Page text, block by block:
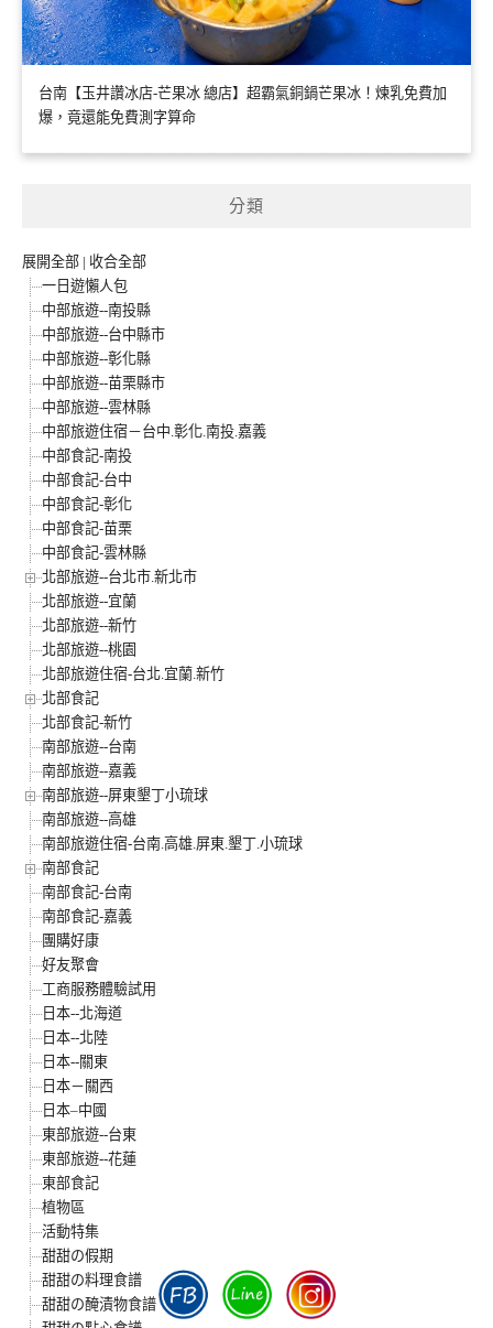
台南【玉井讚冰店-芒果冰 總店】超霸氣銅鍋芒果冰！煉乳免費加
爆，竟還能免費測字算命
分類
展開全部 | 收合全部
一日遊懶人包
中部旅遊--南投縣
中部旅遊--台中縣市
中部旅遊--彰化縣
中部旅遊--苗栗縣市
中部旅遊--雲林縣
中部旅遊住宿－台中.彰化.南投.嘉義
中部食記-南投
中部食記-台中
中部食記-彰化
中部食記-苗栗
中部食記-雲林縣
北部旅遊--台北市.新北市
北部旅遊--宜蘭
北部旅遊--新竹
北部旅遊--桃園
北部旅遊住宿-台北.宜蘭.新竹
北部食記
北部食記-新竹
南部旅遊--台南
南部旅遊--嘉義
南部旅遊--屏東墾丁小琉球
南部旅遊--高雄
南部旅遊住宿-台南.高雄.屏東.墾丁.小琉球
南部食記
南部食記-台南
南部食記-嘉義
團購好康
好友聚會
工商服務體驗試用
日本--北海道
日本--北陸
日本--關東
日本－關西
日本–中國
東部旅遊--台東
東部旅遊--花蓮
東部食記
植物區
活動特集
甜甜の假期
甜甜の料理食譜
甜甜の醃漬物食譜